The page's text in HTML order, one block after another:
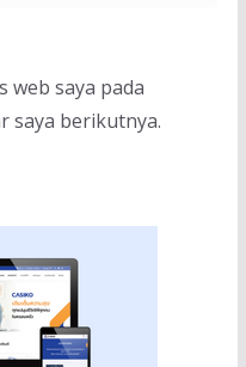
web saya pada
saya berikutnya.